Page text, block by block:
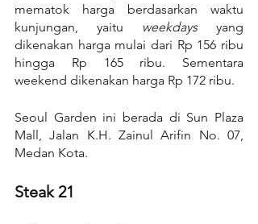
mematok harga berdasarkan waktu
kunjungan, yaitu
weekdays yang
dikenakan harga mulai dari Rp 156 ribu
hingga Rp 165 ribu. Sementara
weekend dikenakan harga Rp 172 ribu.
Seoul Garden ini berada di Sun Plaza
Mall, Jalan K.H. Zainul Arifin No. 07,
Medan Kota.
Steak 21